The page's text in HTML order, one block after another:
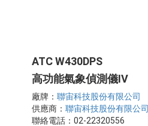
ATC W430DPS
高功能氣象偵測儀IV
廠牌：聯宙科技股份有限公司
供應商：聯宙科技股份有限公司
聯絡電話：02-22320556